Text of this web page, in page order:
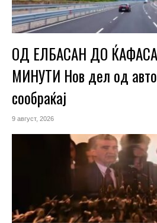
ОД ЕЛБАСАН ДО
МИНУТИ Нов дел од
сообраќај
9 август, 2026